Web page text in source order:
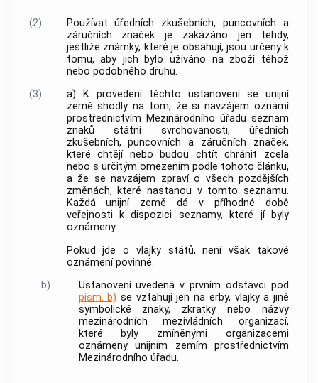
(2)
Používat úředních zkušebních, puncovních a
záručních značek je zakázáno jen tehdy,
jestliže známky, které je obsahují, jsou určeny k
tomu, aby jich bylo užíváno na zboží téhož
nebo podobného druhu.
(3)
a) K provedení těchto ustanovení se unijní
země shodly na tom, že si navzájem oznámí
prostřednictvím Mezinárodního úřadu seznam
znaků státní svrchovanosti, úředních
zkušebních, puncovních a záručních značek,
které chtějí nebo budou chtít chránit zcela
nebo s určitým omezením podle tohoto článku,
a že se navzájem zpraví o všech pozdějších
změnách, které nastanou v tomto seznamu.
Každá unijní země dá v příhodné době
veřejnosti k dispozici seznamy, které jí byly
oznámeny.
Pokud jde o vlajky států, není však takové
oznámení povinné.
b)
Ustanovení uvedená v prvním odstavci pod
písm. b) se vztahují jen na erby, vlajky a jiné
symbolické znaky, zkratky nebo názvy
mezinárodních mezivládních organizací,
které byly zmíněnými organizacemi
oznámeny unijním zemím prostřednictvím
Mezinárodního úřadu.